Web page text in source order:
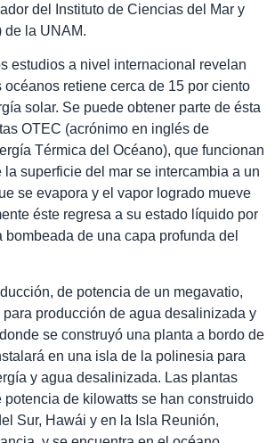
del Instituto de Ciencias del Mar y
de la UNAM.
estudios a nivel internacional revelan
retiene cerca de 15 por ciento
solar. Se puede obtener parte de ésta
OTEC (acrónimo en inglés de
Térmica del Océano), que funcionan
superficie del mar se intercambia a un
se evapora y el vapor logrado mueve
éste regresa a su estado líquido por
bombeada de una capa profunda del
de potencia de un megavatio,
producción de agua desalinizada y
se construyó una planta a bordo de
en una isla de la polinesia para
y agua desalinizada. Las plantas
potencia de kilowatts se han construido
Sur, Hawái y en la Isla Reunión,